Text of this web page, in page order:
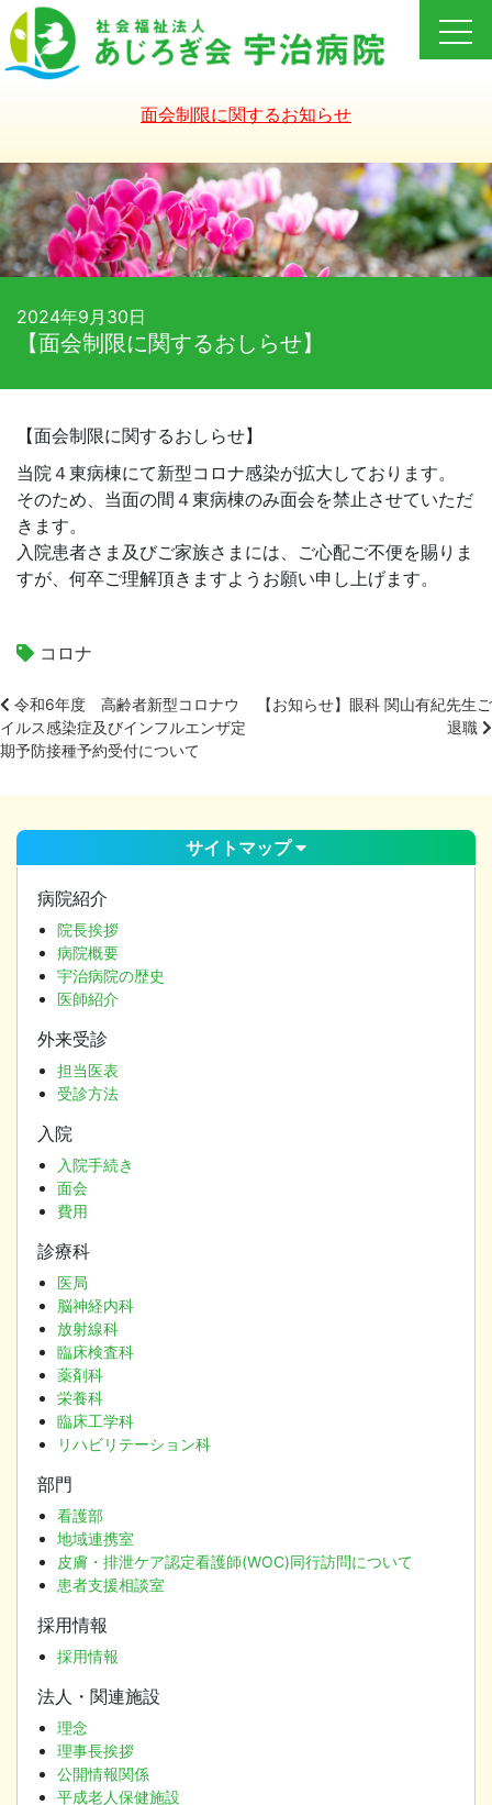
Skip
to
content
面会制限に関するお知らせ
2024年9月30日
【面会制限に関するおしらせ】
【面会制限に関するおしらせ】
当院４東病棟にて新型コロナ感染が拡大しております。
そのため、当面の間４東病棟のみ面会を禁止させていただ
きます。
入院患者さま及びご家族さまには、ご心配ご不便を賜りま
すが、何卒ご理解頂きますようお願い申し上げます。
コロナ
投
稿
ナ
ゲ
ー
令和6年度 高齢者新型コロナウ
イルス感染症及びインフルエンザ定
期予防接種予約受付について
【お知らせ】眼科 関山有紀先生ご
退職
サイトマップ
病院紹介
院長挨拶
病院概要
宇治病院の歴史
医師紹介
外来受診
担当医表
受診方法
入院
入院手続き
面会
費用
診療科
医局
脳神経内科
放射線科
臨床検査科
薬剤科
栄養科
臨床工学科
リハビリテーション科
部門
看護部
地域連携室
皮膚・排泄ケア認定看護師(WOC)同行訪問について
患者支援相談室
採用情報
採用情報
法人・関連施設
理念
理事長挨拶
公開情報関係
平成老人保健施設